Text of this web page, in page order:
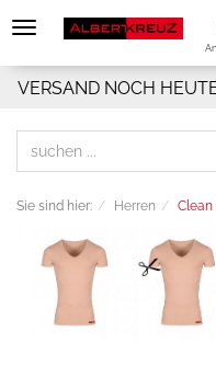
VERSAND NOCH
Sie sind hier: Herren Clean